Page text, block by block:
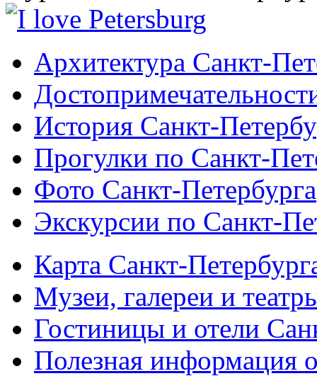
Архитектура Санкт-
История Санкт-
Прогулки по Санкт-
Фото Санкт-Петербурга
Экскурсии по Санкт-
Карта Санкт-
Музеи, галереи и
Гостиницы и отели
Полезная информация